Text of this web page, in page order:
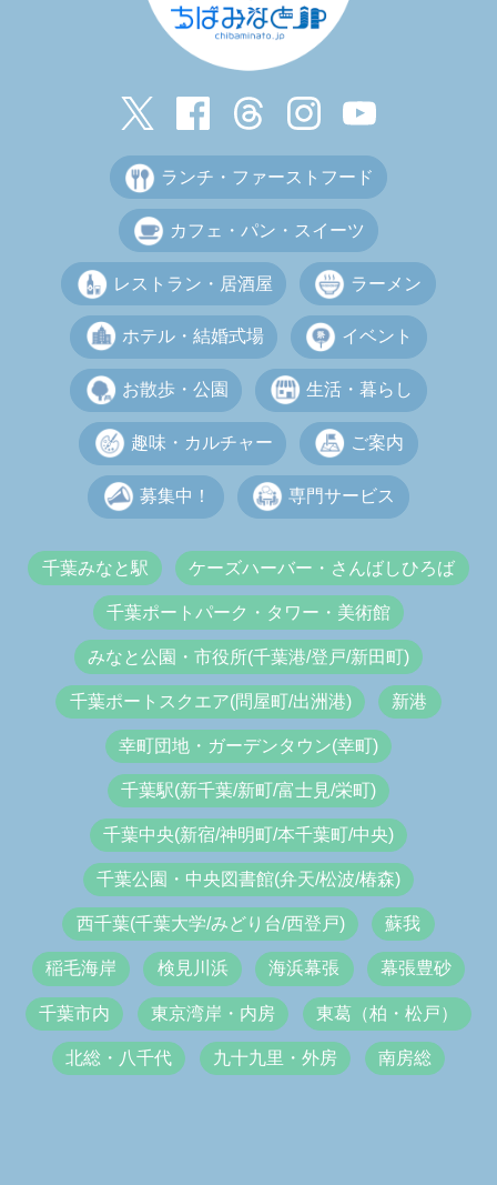
ランチ・ファーストフード
カフェ・パン・スイーツ
レストラン・居酒屋 ラーメン
ホテル・結婚式場 イベント
お散歩・公園 生活・暮らし
趣味・カルチャー ご案内
募集中！ 専門サービス
千葉みなと駅 ケーズハーバー・さんばしひろば
千葉ポートパーク・タワー・美術館
みなと公園・市役所(千葉港/登戸/新田町)
千葉ポートスクエア(問屋町/出洲港) 新港
幸町団地・ガーデンタウン(幸町)
千葉駅(新千葉/新町/富士見/栄町)
千葉中央(新宿/神明町/本千葉町/中央)
千葉公園・中央図書館(弁天/松波/椿森)
西千葉(千葉大学/みどり台/西登戸) 蘇我
稲毛海岸 検見川浜 海浜幕張 幕張豊砂
千葉市内 東京湾岸・内房 東葛（柏・松戸）
北総・八千代 九十九里・外房 南房総